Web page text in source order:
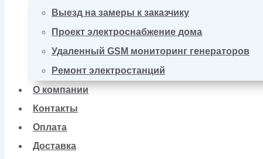
Выезд на замеры к заказчику
Проект электроснабжение дома
Удаленный GSM мониторинг генераторов
Ремонт электростанций
О компании
Контакты
Оплата
Доставка